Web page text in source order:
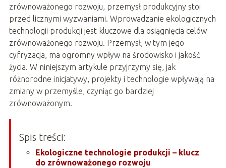
zrównoważonego rozwoju, przemysł produkcyjny stoi
przed licznymi wyzwaniami. Wprowadzanie ekologicznych
technologii produkcji jest kluczowe dla osiągnięcia celów
zrównoważonego rozwoju. Przemysł, w tym jego
cyfryzacja, ma ogromny wpływ na środowisko i jakość
życia. W niniejszym artykule przyjrzymy się, jak
różnorodne inicjatywy, projekty i technologie wpływają na
zmiany w przemyśle, czyniąc go bardziej
zrównoważonym.
Spis treści:
Ekologiczne technologie produkcji – klucz
do zrównoważonego rozwoju